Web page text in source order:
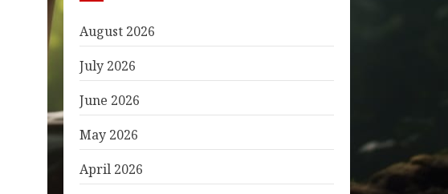
August 2026
July 2026
June 2026
May 2026
April 2026